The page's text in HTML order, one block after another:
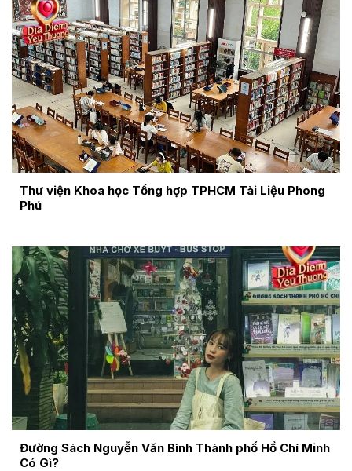
Thư viện Khoa học Tổng hợp TPHCM Tài Liệu Phong
Phú
Đường Sách Nguyễn Văn Bình Thành phố Hồ Chí Minh
Có Gì?